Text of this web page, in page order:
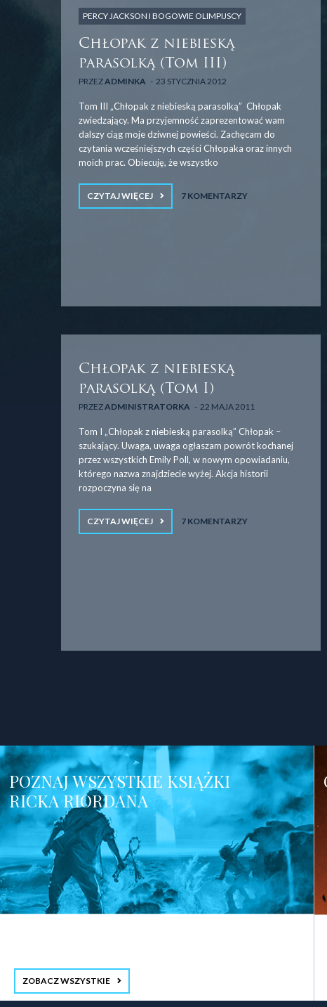
PERCY JACKSON I BOGOWIE OLIMPIJSCY
Chłopak z niebieską
parasolką (Tom III)
PRZEZADMINKA 23 STYCZNIA 2012
Tom III „Chłopak z niebieską parasolką” Chłopak
zwiedzający. Ma przyjemność zaprezentować wam
dalszy ciąg moje dziwnej powieści. Zachęcam do
czytania wcześniejszych części Chłopaka oraz innych
moich prac. Obiecuję, że wszystko
CZYTAJ WIĘCEJ 7 KOMENTARZY
Chłopak z niebieską
parasolką (Tom I)
PRZEZADMINISTRATORKA 22 MAJA 2011
Tom I „Chłopak z niebieską parasolką” Chłopak –
szukający. Uwaga, uwaga ogłaszam powrót kochanej
przez wszystkich Emily Poll, w nowym opowiadaniu,
którego nazwa znajdziecie wyżej. Akcja historii
rozpoczyna się na
CZYTAJ WIĘCEJ 7 KOMENTARZY
stopka 3
POZNAJ WSZYSTKIE KSIĄŻKI
RICKA RIORDANA
ZOBACZ WSZYSTKIE